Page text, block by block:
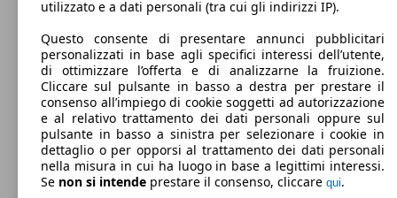
117 g/km
Emissioni di CO2 (combinato)*
Ø 5.1 l/100km
utilizzato e a dati personali (tra cui gli indirizzi IP).
Questo consente di presentare annunci pubblicitari
personalizzati in base agli specifici interessi dell’utente,
di ottimizzare l’offerta e di analizzarne la fruizione.
Cliccare sul pulsante in basso a destra per prestare il
consenso all’impiego di cookie soggetti ad autorizzazione
e al relativo trattamento dei dati personali oppure sul
pulsante in basso a sinistra per selezionare i cookie in
dettaglio o per opporsi al trattamento dei dati personali
nella misura in cui ha luogo in base a legittimi interessi.
Se non si intende prestare il consenso, cliccare qui.